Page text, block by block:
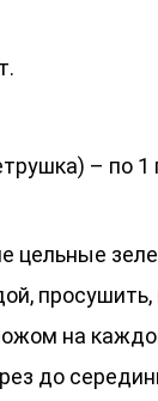
– по 1
цельные
на
до